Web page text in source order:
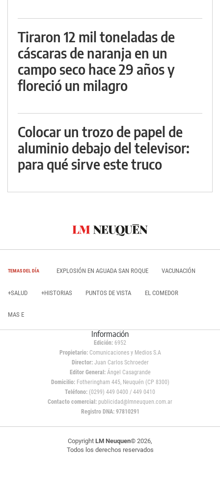
Tiraron 12 mil toneladas de
cáscaras de naranja en un
campo seco hace 29 años y
floreció un milagro
Colocar un trozo de papel de
aluminio debajo del televisor:
para qué sirve este truco
TEMAS DEL DÍA EXPLOSIÓN EN AGUADA SAN ROQUE VACUNACIÓN
+SALUD +HISTORIAS PUNTOS DE VISTA EL COMEDOR
MAS E
Información
Edición: 6952
Propietario:Comunicaciones y Medios S.A
Director: Juan Carlos Schroeder
Editor General:Ángel Casagrande
Domicilio:Fotheringham 445, Neuquén (CP 8300)
Teléfono: (0299) 449 0400 / 449 0410
Contacto comercial: publicidad@lmneuquen.com.ar
Registro DNA: 97810291
Copyright LM Neuquen© 2026,
Todos los derechos reservados